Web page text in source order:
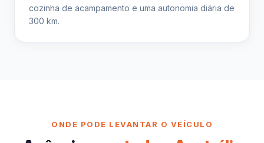
cozinha de acampamento e uma autonomia diária de
300 km.
ONDE PODE LEVANTAR O VEÍCULO